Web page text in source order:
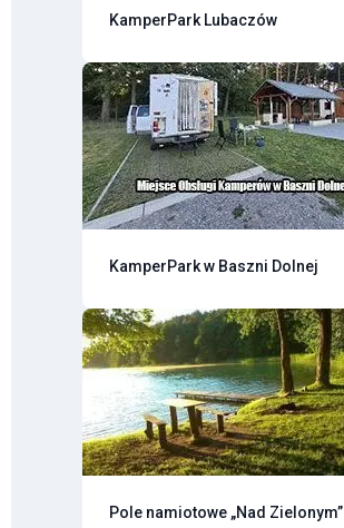
KamperPark Lubaczów
KamperPark w Baszni Dolnej
Pole namiotowe „Nad Zielonym”